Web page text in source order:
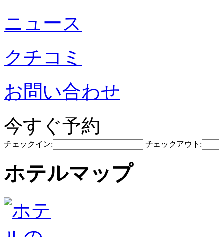
ニュース
クチコミ
お問い合わせ
今すぐ予約
チェックイン: チェックアウト:
ホテルマップ